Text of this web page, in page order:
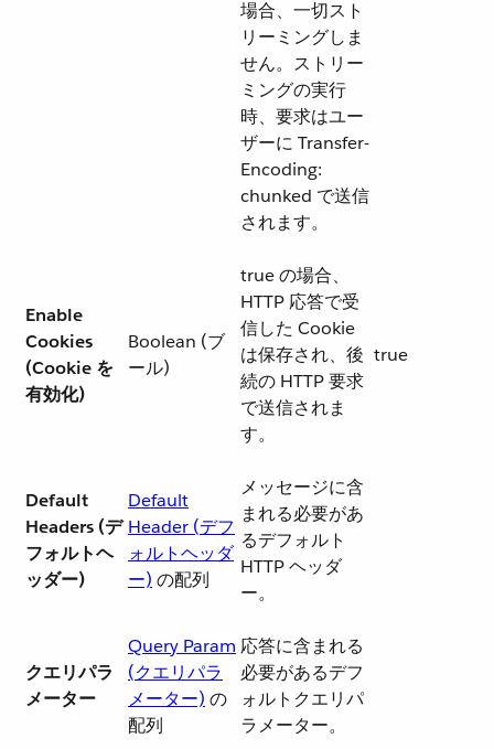
場合、一切スト
リーミングしま
せん。ストリー
ミングの実行
時、要求はユー
ザーに Transfer-
Encoding:
chunked で送信
されます。
Enable
Cookies
(Cookie を
有効化)
Boolean (ブ
ール)
true の場合、
HTTP 応答で受
信した Cookie
は保存され、後
続の HTTP 要求
で送信されま
す。
true
Default
Headers (デ
フォルトヘ
ッダー)
Default
Header (デフ
ォルトヘッダ
ー) ​ の配列
メッセージに含
まれる必要があ
るデフォルト
HTTP ヘッダ
ー。
クエリパラ
メーター
Query Param
(クエリパラ
メーター) ​ の
配列
応答に含まれる
必要があるデフ
ォルトクエリパ
ラメーター。